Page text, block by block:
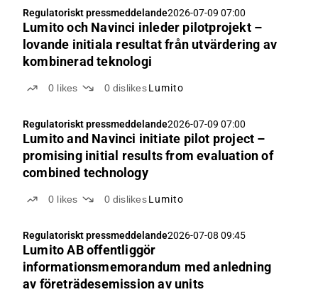
Regulatoriskt pressmeddelande2026-07-09 07:00
Lumito och Navinci inleder pilotprojekt –
lovande initiala resultat från utvärdering av
kombinerad teknologi
0 likes 0 dislikes Lumito
Regulatoriskt pressmeddelande2026-07-09 07:00
Lumito and Navinci initiate pilot project –
promising initial results from evaluation of
combined technology
0 likes 0 dislikes Lumito
Regulatoriskt pressmeddelande2026-07-08 09:45
Lumito AB offentliggör
informationsmemorandum med anledning
av företrädesemission av units